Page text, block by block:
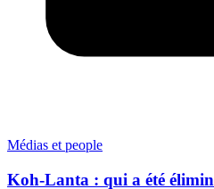
Médias et people
Koh-Lanta : qui a été